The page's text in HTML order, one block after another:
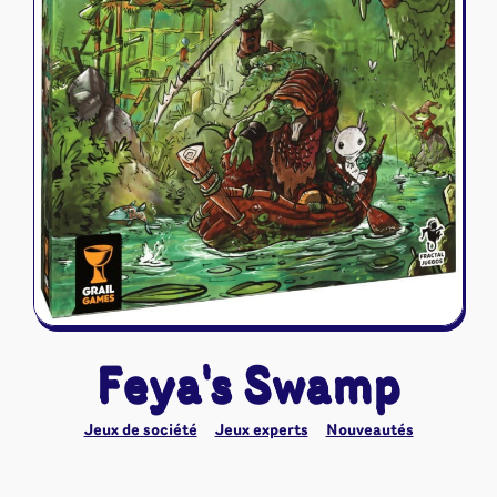
Naruto Mythos
Autres
Tapis de jeu
Feya's Swamp
Jeux de société Jeux experts Nouveautés